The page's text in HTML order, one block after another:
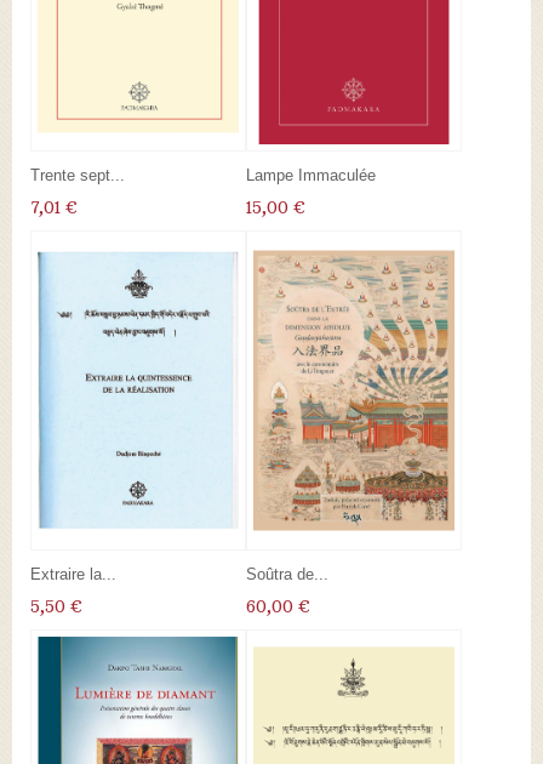
Trente sept...
7,01 €
Lampe Immaculée
15,00 €
Extraire la...
5,50 €
Soûtra de...
60,00 €